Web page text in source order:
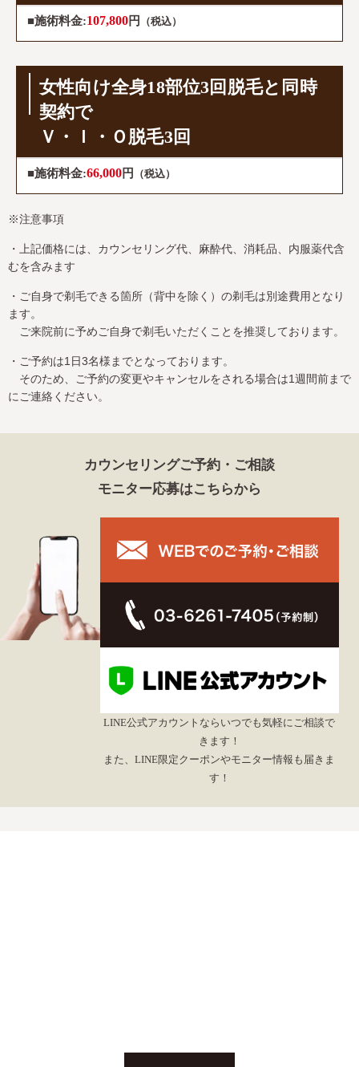
■施術料金:107,800円 （税込）
女性向け全身18部位3回脱毛と同時
契約で
Ｖ・Ｉ・Ｏ脱毛3回
■施術料金:66,000円 （税込）
※注意事項
・上記価格には、カウンセリング代、麻酔代、消耗品、内服薬代含
むを含みます
・ご自身で剃毛できる箇所（背中を除く）の剃毛は別途費用となり
ます。
ご来院前に予めご自身で剃毛いただくことを推奨しております。
・ご予約は1日3名様までとなっております。
そのため、ご予約の変更やキャンセルをされる場合は1週間前まで
にご連絡ください。
カウンセリングご予約・ご相談
モニター応募はこちらから
LINE公式アカウントならいつでも気軽にご相談で
きます！
また、LINE限定クーポンやモニター情報も届きま
す！